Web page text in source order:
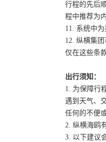
行程的先后
程中推荐为
11. 系统中
12. 纵横集
仅在这些条
出行须知：
1. 为保障行
遇到天气、
任何的不便
2. 纵横海鸥
3. 以下建议